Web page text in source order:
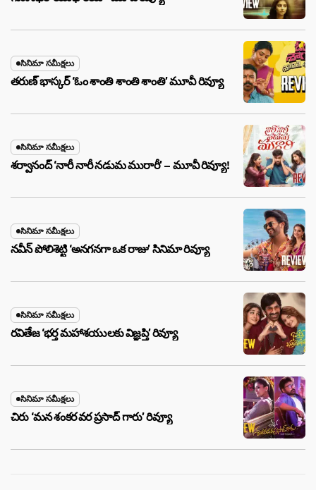
సినిమా సమీక్షలు
తరుణ్ భాస్కర్ ‘ఓం శాంతి శాంతి శాంతి’ మూవీ రివ్యూ
సినిమా సమీక్షలు
శర్వానంద్ ‘నారీ నారీ నడుమ మురారీ’ – మూవీ రివ్యూ!
సినిమా సమీక్షలు
నవీన్ పోలిశెట్టి ‘అనగనగా ఒక రాజు’ సినిమా రివ్యూ
సినిమా సమీక్షలు
రవితేజ ‘భర్త మహాశయులకు విజ్ఞప్తి’ రివ్యూ
సినిమా సమీక్షలు
చిరు ‘మ‌న శంక‌ర వ‌ర ప్ర‌సాద్ గారు’ రివ్యూ